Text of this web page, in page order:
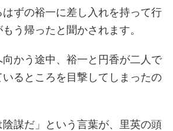
ずの裕一に差し入れを持って行
う帰ったと聞かされます。
かう途中、裕一と円香が二人で
るところを目撃してしまったの
謀だ」という言葉が、里英の頭